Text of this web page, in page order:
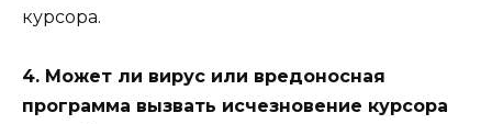
курсора.
4. Может ли вирус или вредоносная
программа вызвать исчезновение курсора